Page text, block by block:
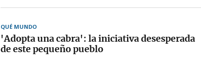
QUÉ MUNDO
'Adopta una cabra': la iniciativa desesperada
de este pequeño pueblo